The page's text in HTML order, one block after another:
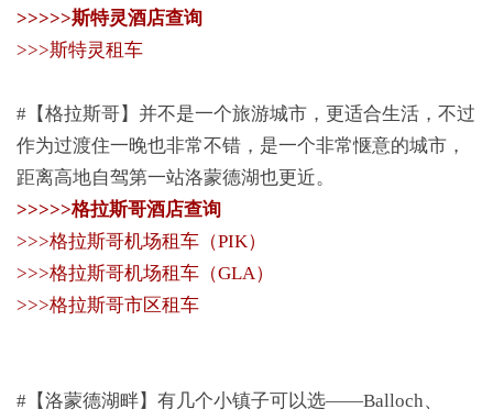
>>>>>斯特灵酒店查询
>>>斯特灵租车
#【格拉斯哥】并不是一个旅游城市，更适合生活，不过
作为过渡住一晚也非常不错，是一个非常惬意的城市，
距离高地自驾第一站洛蒙德湖也更近。
>>>>>格拉斯哥酒店查询
>>>格拉斯哥机场租车（PIK）
>>>格拉斯哥机场租车（GLA）
>>>格拉斯哥市区租车
#【洛蒙德湖畔】有几个小镇子可以选——Balloch、